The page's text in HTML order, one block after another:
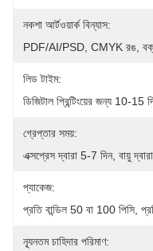
নকশা আর্টওয়ার্ক বিন্যাস:
PDF/AI/PSD, CMYK রঙ,
লিড টাইম:
ডিজিটাল প্রিন্টিংয়ের জন্য 10-15
গ্রেপ্তার সময়:
এক্সপ্রেস দ্বারা 5-7 দিন, বায়ু
প্যাকেজ:
প্রতি বান্ডিল 50 বা 100 পিসি,
ন্যূনতম চাহিদার পরিমাণ: